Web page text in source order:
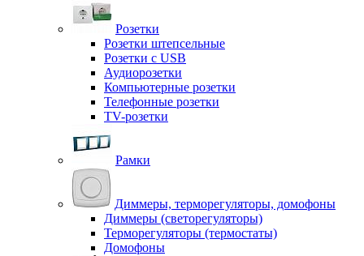
Розетки
Розетки штепсельные
Розетки с USB
Аудиорозетки
Компьютерные розетки
Телефонные розетки
TV-розетки
Рамки
Диммеры, терморегуляторы, домофоны
Диммеры (светорегуляторы)
Терморегуляторы (термостаты)
Домофоны